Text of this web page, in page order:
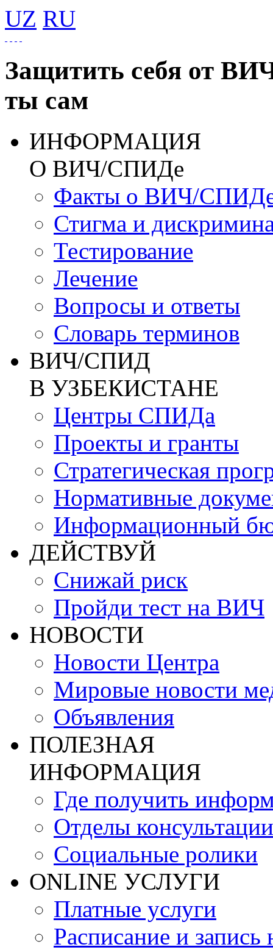
UZ RU
Защитить себя от
ты сам
ИНФОРМАЦИЯ
О ВИЧ/СПИДе
Факты о ВИЧ/
Стигма и
Тестирование
Лечение
Вопросы и ответы
Словарь терминов
ВИЧ/СПИД
В УЗБЕКИСТАНЕ
Центры СПИДа
Проекты и гранты
Стратегическая
Нормативные
Информационный
ДЕЙСТВУЙ
Снижай риск
Пройди тест на ВИЧ
НОВОСТИ
Новости Центра
Мировые новости
Объявления
ПОЛЕЗНАЯ
ИНФОРМАЦИЯ
Где получить
Отделы консультации
Социальные ролики
ONLINE УСЛУГИ
Платные услуги
Расписание и запись